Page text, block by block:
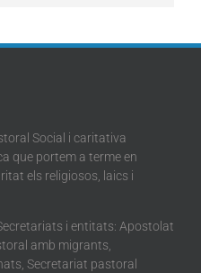
Social i caritativa
que portem a terme en
els religiosos, laics i
i entitats: Apostolat
amb migrants,
Secretariat pastoral